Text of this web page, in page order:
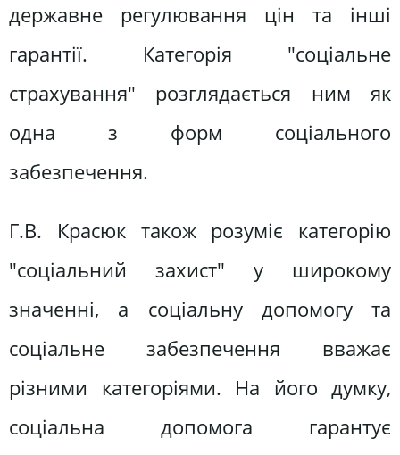
державне регулювання цін та інші
гарантії. Категорія "соціальне
страхування" розглядається ним як
одна з форм соціального
забезпечення.
Г.В. Красюк також розуміє категорію
"соціальний захист" у широкому
значенні, а соціальну допомогу та
соціальне забезпечення вважає
різними категоріями. На його думку,
соціальна допомога гарантує